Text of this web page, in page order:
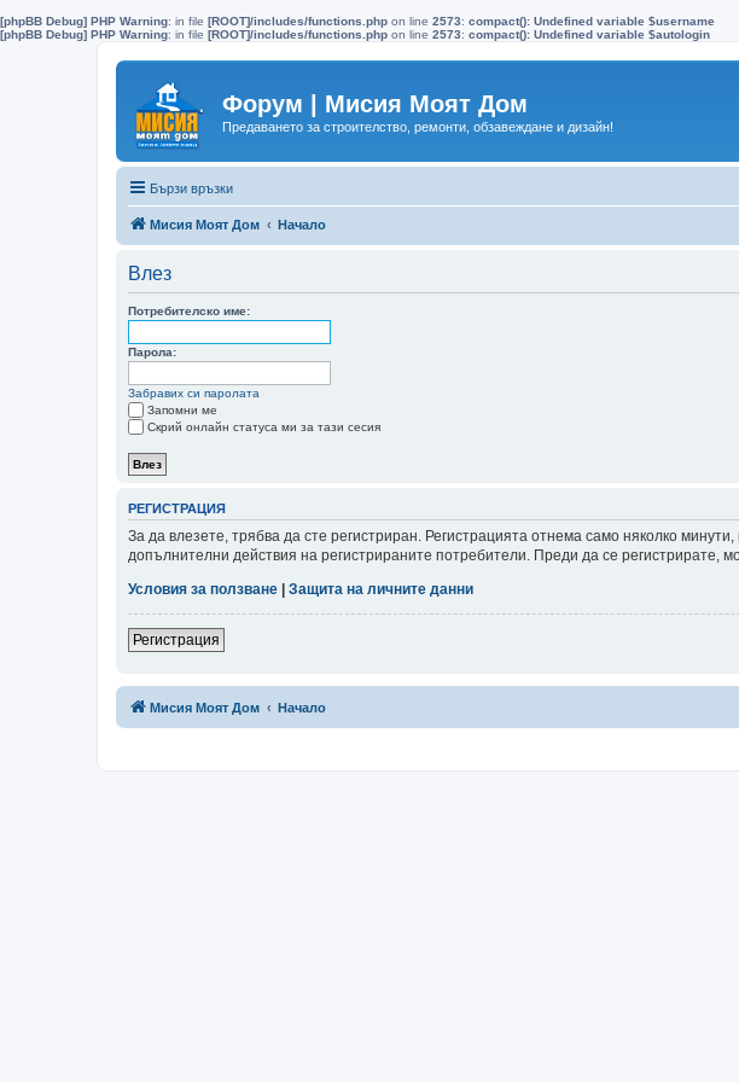
[phpBB Debug] PHP Warning: in file [ROOT]/includes/functions.php on line 2573: compact(): Undefined variable $username
[phpBB Debug] PHP Warning: in file [ROOT]/includes/functions.php on line 2573: compact(): Undefined variable $autologin
Форум | Мисия Моят Дом
Предаването за строителство, ремонти, обзавеждане и дизайн!
Бързи връзки
Мисия Моят Дом Начало
Влез
Потребителско име:
Парола:
Забравих си паролата
Запомни ме
Скрий онлайн статуса ми за тази сесия
РЕГИСТРАЦИЯ
За да влезете, трябва да сте регистриран. Регистрацията отнема само няколко
допълнителни действия на регистрираните потребители. Преди да се регистрирате,
Условия за ползване
Защита на личните данни
Регистрация
Мисия Моят Дом Начало